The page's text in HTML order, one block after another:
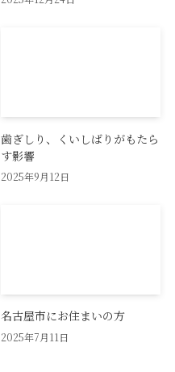
歯ぎしり、くいしばりがもたら
す影響
2025年9月12日
名古屋市にお住まいの方
2025年7月11日